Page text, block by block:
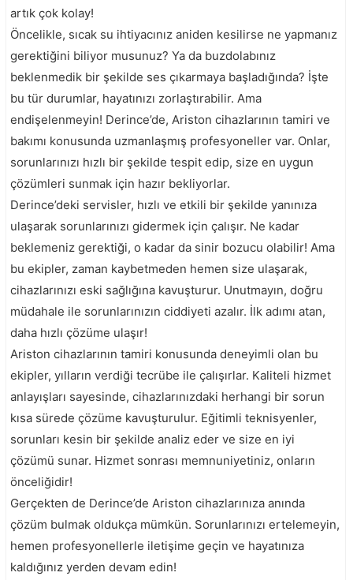
artık çok kolay!
Öncelikle, sıcak su ihtiyacınız aniden kesilirse ne yapmanız
gerektiğini biliyor musunuz? Ya da buzdolabınız
beklenmedik bir şekilde ses çıkarmaya başladığında? İşte
bu tür durumlar, hayatınızı zorlaştırabilir. Ama
endişelenmeyin! Derince’de, Ariston cihazlarının tamiri ve
bakımı konusunda uzmanlaşmış profesyoneller var. Onlar,
sorunlarınızı hızlı bir şekilde tespit edip, size en uygun
çözümleri sunmak için hazır bekliyorlar.
Derince’deki servisler, hızlı ve etkili bir şekilde yanınıza
ulaşarak sorunlarınızı gidermek için çalışır. Ne kadar
beklemeniz gerektiği, o kadar da sinir bozucu olabilir! Ama
bu ekipler, zaman kaybetmeden hemen size ulaşarak,
cihazlarınızı eski sağlığına kavuşturur. Unutmayın, doğru
müdahale ile sorunlarınızın ciddiyeti azalır. İlk adımı atan,
daha hızlı çözüme ulaşır!
Ariston cihazlarının tamiri konusunda deneyimli olan bu
ekipler, yılların verdiği tecrübe ile çalışırlar. Kaliteli hizmet
anlayışları sayesinde, cihazlarınızdaki herhangi bir sorun
kısa sürede çözüme kavuşturulur. Eğitimli teknisyenler,
sorunları kesin bir şekilde analiz eder ve size en iyi
çözümü sunar. Hizmet sonrası memnuniyetiniz, onların
önceliğidir!
Gerçekten de Derince’de Ariston cihazlarınıza anında
çözüm bulmak oldukça mümkün. Sorunlarınızı ertelemeyin,
hemen profesyonellerle iletişime geçin ve hayatınıza
kaldığınız yerden devam edin!